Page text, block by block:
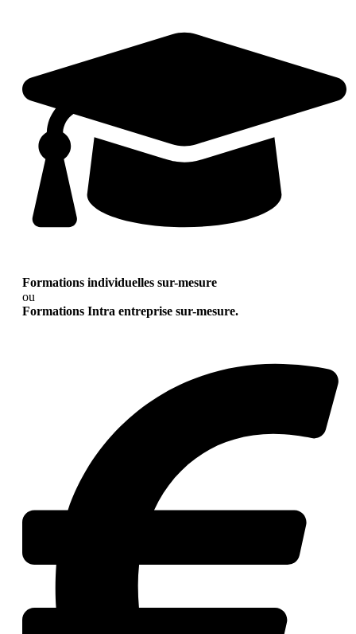
Formations individuelles sur-mesure
ou
Formations Intra entreprise sur-mesure.